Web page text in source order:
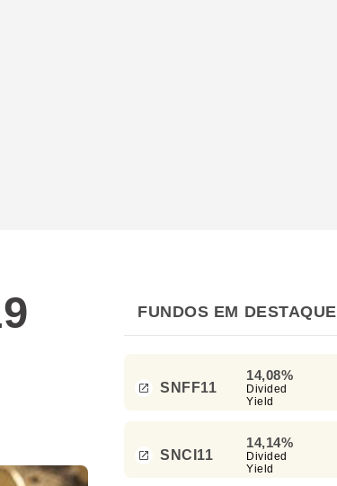
FUNDOS EM DESTAQUE
SNFF11
14,08%
Divided
Yield
SNCI11
14,14%
Divided
Yield